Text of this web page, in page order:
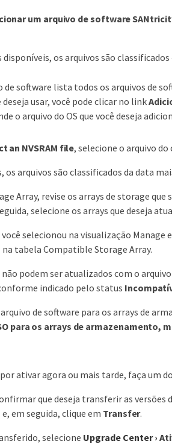
um arquivo de software
disponíveis, os arquivos são
software lista todos os arquivos de
deseja usar, você pode clicar no link
o arquivo do OS que você deseja
an NVSRAM file, selecione o arquivo
os arquivos são classificados da data
Array, revise os arrays de storage
selecione os arrays que deseja
selecionou na visualização
tabela Compatible Storage Array.
não podem ser atualizados com o
indicado pelo status
de software para os arrays de
para os arrays de armazenamento,
ativar agora ou mais tarde, faça um
que deseja transferir as versões
em seguida, clique em Transfer.
selecione Upgrade Center ›